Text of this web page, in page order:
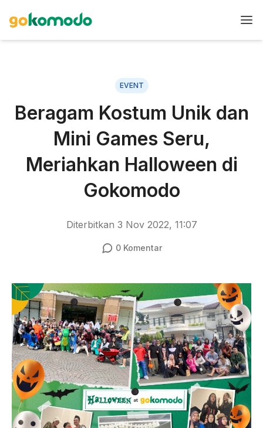
EVENT
Beragam Kostum Unik dan
Mini Games Seru,
Meriahkan Halloween di
Gokomodo
Diterbitkan 3 Nov 2022, 11:07
0Komentar